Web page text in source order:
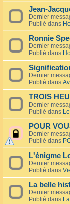
Jean-
Dernier
Publié dans
Ronnie
Dernier
Publié dans
Dernier
Publié dans
TROIS
Dernier
Publié dans
POUR
Dernier
Publié dans
L'énigme
Dernier
Publié dans
La belle
Dernier
Publié dans